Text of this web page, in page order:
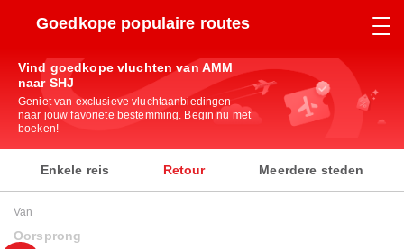
Goedkope populaire routes
Vind goedkope vluchten van AMM
naar SHJ
Geniet van exclusieve vluchtaanbiedingen
naar jouw favoriete bestemming. Begin nu met
boeken!
Enkele reis Retour Meerdere steden
Van
Oorsprong